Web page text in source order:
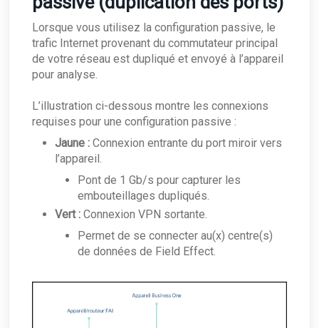
Lorsque vous utilisez la configuration passive, le
trafic Internet provenant du commutateur principal
de votre réseau est dupliqué et envoyé à l’appareil
pour analyse.
L’illustration ci-dessous montre les connexions
requises pour une configuration passive :
Jaune : Connexion entrante du port miroir vers
l’appareil.
Pont de 1 Gb/s pour capturer les
embouteillages dupliqués.
Vert : Connexion VPN sortante.
Permet de se connecter au(x) centre(s)
de données de Field Effect.